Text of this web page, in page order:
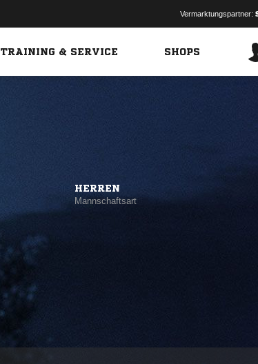
Vermarktungspartner:
TRAINING & SERVICE SHOPS
HERREN
Mannschaftsart